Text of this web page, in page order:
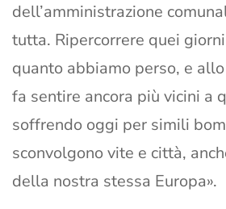
dell’amministrazione
tutta. Ripercorrere quei
quanto abbiamo perso, e
fa sentire ancora più vicini a
soffrendo oggi per simili
sconvolgono vite e città,
della nostra stessa Europa».